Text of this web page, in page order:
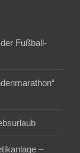
Fußball-
–